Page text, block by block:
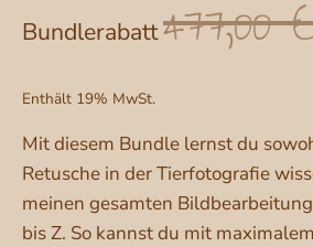
Bundlerabatt477,00
Enthält 19% MwSt.
Mit diesem Bundle lernst du
Retusche in der Tierfotografie
meinen gesamten
bis Z. So kannst du mit